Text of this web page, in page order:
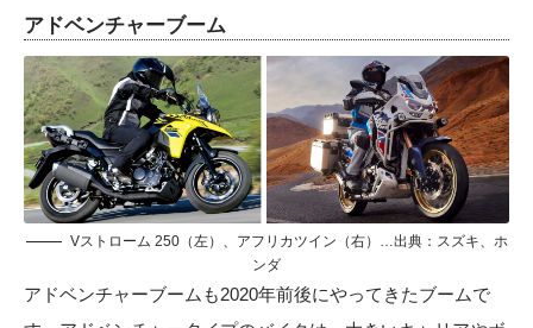
アドベンチャーブーム
Vストローム 250（左）、アフリカツイン（右）…出典：スズキ、ホ
ンダ
アドベンチャーブームも2020年前後にやってきたブームで